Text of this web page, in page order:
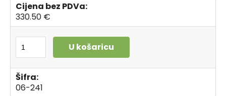
Cijena bez PDVa:
330.50 €
U košaricu
Šifra:
06-241